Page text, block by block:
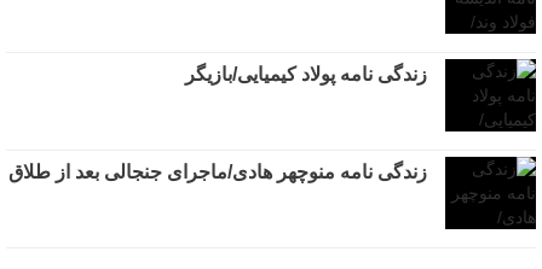
زندگی نامه پولاد کیمیایی/بازیگر
زندگی نامه منوچهر هادی/ماجرای جنجالی بعد از طلاق